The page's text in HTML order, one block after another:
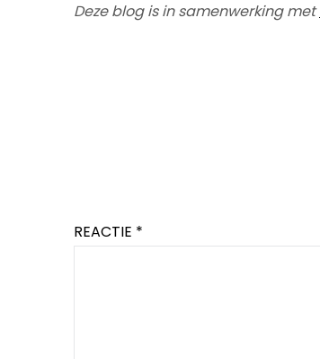
Deze blog is in samenwerking met
REACTIE *